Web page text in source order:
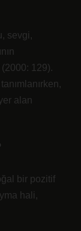
sevgi,
(2000: 129).
alan
bir pozitif
hali,